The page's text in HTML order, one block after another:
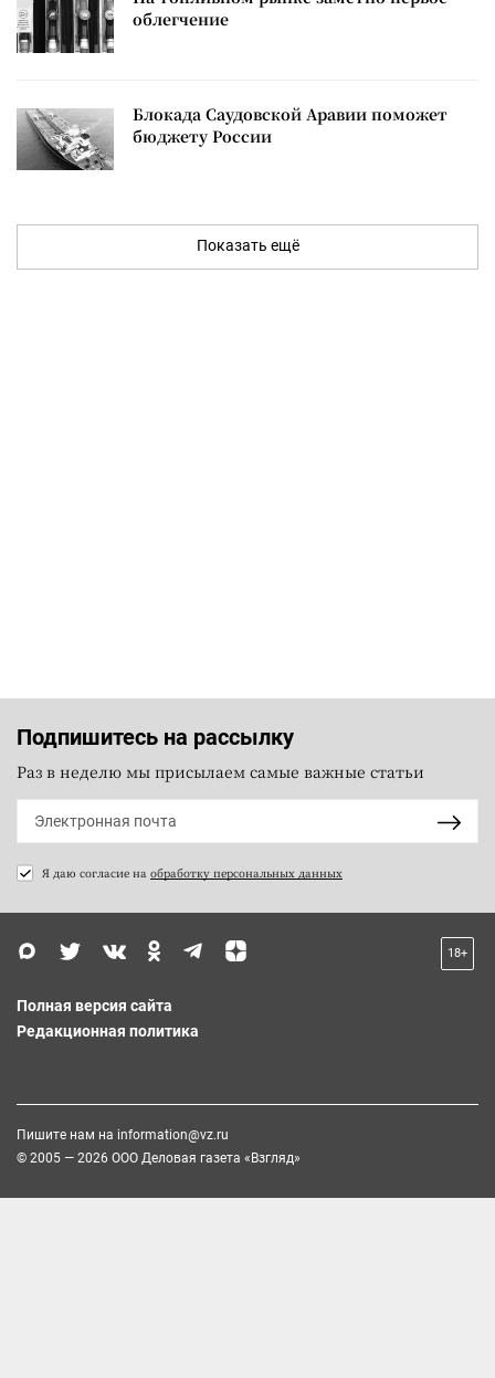
облегчение
Блокада Саудовской Аравии поможет
бюджету России
Показать ещё
Подпишитесь на рассылку
Раз в неделю мы присылаем самые важные статьи
Я даю согласие на обработку персональных данных
18+
Полная версия сайта
Редакционная политика
Пишите нам на information@vz.ru
© 2005 — 2026 ООО Деловая газета «Взгляд»